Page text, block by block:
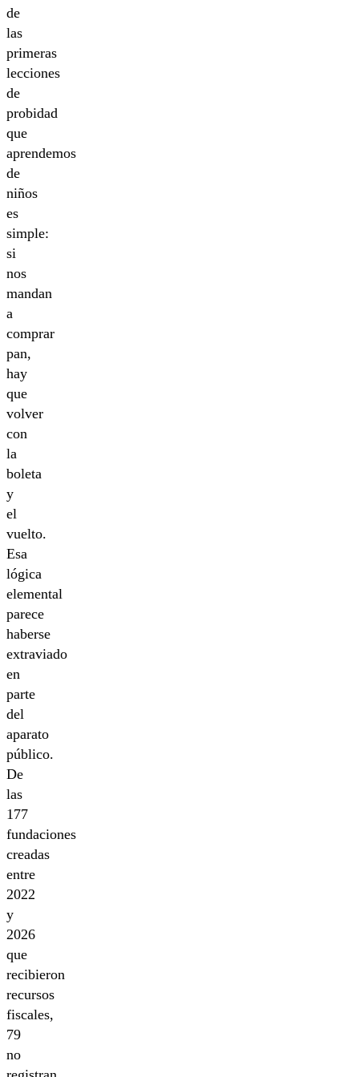
de
las
primeras
lecciones
de
probidad
que
aprendemos
de
niños
es
simple:
si
nos
mandan
a
comprar
pan,
hay
que
volver
con
la
boleta
y
el
vuelto.
Esa
lógica
elemental
parece
haberse
extraviado
en
parte
del
aparato
público.
De
las
177
fundaciones
creadas
entre
2022
y
2026
que
recibieron
recursos
fiscales,
79
no